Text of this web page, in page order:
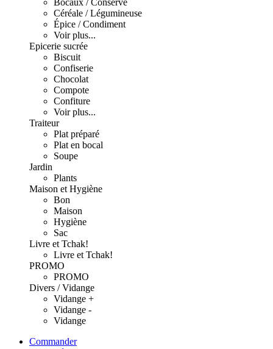
Bocaux / Conserve
Céréale / Légumineuse
Épice / Condiment
Voir plus...
Epicerie sucrée
Biscuit
Confiserie
Chocolat
Compote
Confiture
Voir plus...
Traiteur
Plat préparé
Plat en bocal
Soupe
Jardin
Plants
Maison et Hygiène
Bon
Maison
Hygiène
Sac
Livre et Tchak!
Livre et Tchak!
PROMO
PROMO
Divers / Vidange
Vidange +
Vidange -
Vidange
Commander